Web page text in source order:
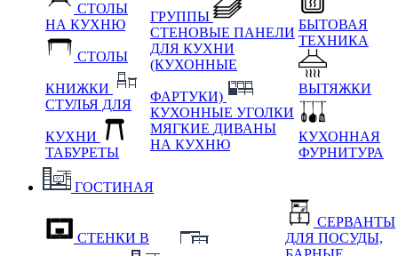
СТОЛЫ
НА КУХНЮ
СТОЛЫ
КНИЖКИ
СТУЛЬЯ ДЛЯ
КУХНИ
ТАБУРЕТЫ
ГРУППЫ
СТЕНОВЫЕ ПАНЕЛИ
ДЛЯ КУХНИ
(КУХОННЫЕ
ФАРТУКИ)
КУХОННЫЕ УГОЛКИ
МЯГКИЕ ДИВАНЫ
НА КУХНЮ
БЫТОВАЯ
ТЕХНИКА
ВЫТЯЖКИ
КУХОННАЯ
ФУРНИТУРА
ГОСТИНАЯ
СТЕНКИ В
СЕРВАНТЫ
ДЛЯ ПОСУДЫ,